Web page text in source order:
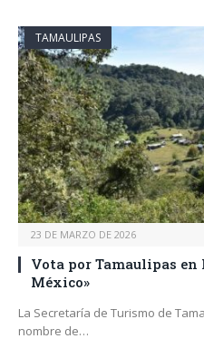
TAMAULIPAS
23 DE MARZO DE 2026
Vota por Tamaulipas en
México»
La Secretaría de Turismo de
nombre de…